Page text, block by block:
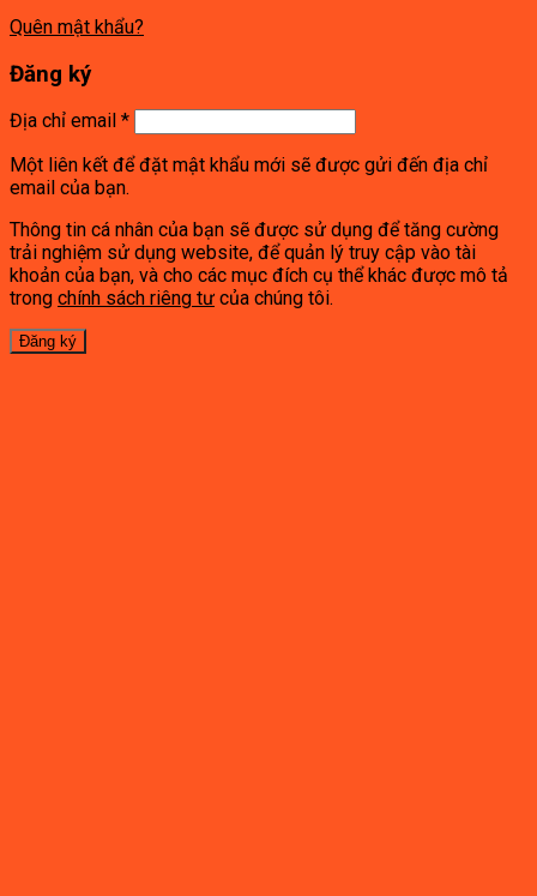
Quên mật khẩu?
Đăng ký
Địa chỉ email *
Một liên kết để đặt mật khẩu mới sẽ được gửi đến địa chỉ
email của bạn.
Thông tin cá nhân của bạn sẽ được sử dụng để tăng cường
trải nghiệm sử dụng website, để quản lý truy cập vào tài
khoản của bạn, và cho các mục đích cụ thể khác được mô tả
trong chính sách riêng tư của chúng tôi.
Đăng ký